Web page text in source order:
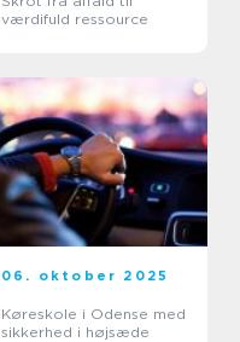
værdifuld ressource
06. oktober 2025
Køreskole i Odense med
sikkerhed i højsæde